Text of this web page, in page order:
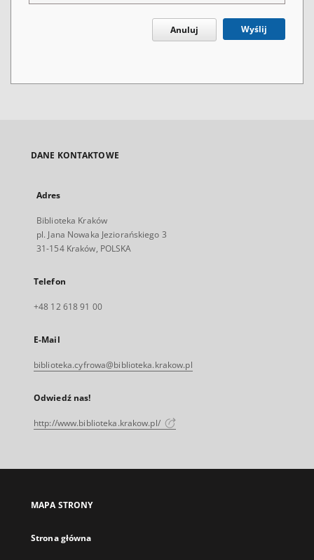
Anuluj Wyślij
DANE KONTAKTOWE
Adres
Biblioteka Kraków
pl. Jana Nowaka Jeziorańskiego 3
31-154 Kraków, POLSKA
Telefon
+48 12 618 91 00
E-Mail
biblioteka.cyfrowa@biblioteka.krakow.pl
Odwiedź nas!
http://www.biblioteka.krakow.pl/
MAPA STRONY
Strona główna